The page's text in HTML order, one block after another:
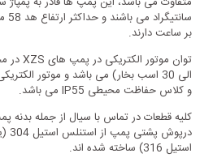
بر ساعت دارند.
و کلاس حفاظت محیطی IP55 می باشد.
کلیه قطعات در تماس با سیال از جمله بدنه
استیل 316) ساخته شده اند.